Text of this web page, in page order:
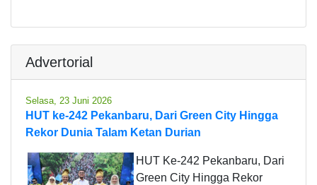
Advertorial
Selasa, 23 Juni 2026
HUT ke-242 Pekanbaru, Dari Green City Hingga
Rekor Dunia Talam Ketan Durian
HUT Ke-242 Pekanbaru, Dari
Green City Hingga Rekor